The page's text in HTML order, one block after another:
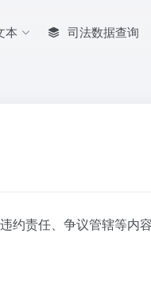
本 司法数据查询
约责任、争议管辖等内